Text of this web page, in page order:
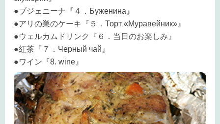
●ブジェニーナ『４．Буженина』
●アリの巣のケーキ『５．Торт «Муравейник»』
●ウェルカムドリンク『６．当日のお楽しみ』
●紅茶『７．Черный чай』
●ワイン『8. wine』